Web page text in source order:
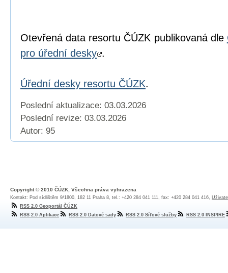
Otevřená data resortu ČÚZK publikovaná dle
pro úřední desky .
Úřední desky resortu ČÚZK.
Poslední aktualizace: 03.03.2026
Poslední revize: 03.03.2026
Autor: 95
Copyright © 2010 ČÚZK, Všechna práva vyhrazena
Kontakt: Pod sídlištěm 9/1800, 182 11 Praha 8, tel.: +420 284 041 111, fax: +420 284 041 416,
RSS 2.0 Geoportál ČÚZK
RSS 2.0 Aplikace
RSS 2.0 Datové sady RSS 2.0 Síťové služby RSS 2.0 INSPIRE